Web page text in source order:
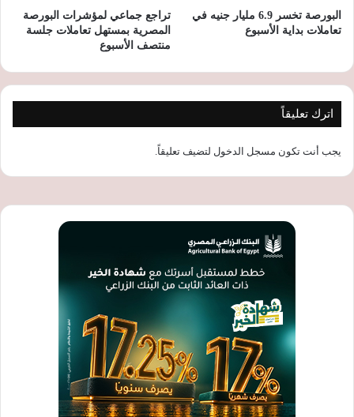
البورصة تخسر 6.9 مليار جنيه في
تعاملات بداية الأسبوع
تراجع جماعي لمؤشرات البورصة
المصرية بمستهل تعاملات جلسة
منتصف الأسبوع
اترك تعليقاً
يجب أنت تكون مسجل الدخول لتضيف تعليقاً.